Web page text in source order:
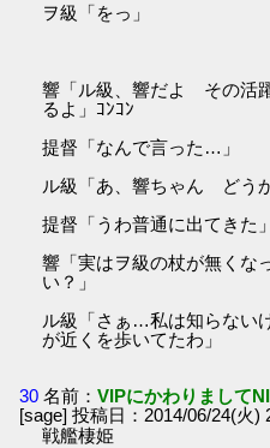
ヲ級「をっ」
響「ル級、響だよ その活
るよ」ｺﾝｺﾝ
提督「なんで言った…」
ル級「あ、響ちゃん どう
提督「うわ普通に出てきた」
響「実はヲ級の杖が無く
い？」
ル級「さぁ…私は知らな
が近くを歩いてたわ」
30 名前：VIPにかわりまして
[sage] 投稿日：2014/06/24(火)
戦艦棲姫